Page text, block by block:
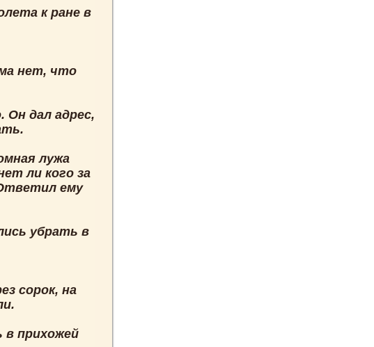
к ране в
нет, что
Он дал адрес,
лужа
ли кого за
ему
убрать в
сорок, на
в прихожей